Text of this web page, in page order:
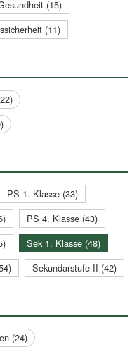
(15)
(11)
PS 1. Klasse (33)
PS 4. Klasse (43)
Sek 1. Klasse (48)
Sekundarstufe II (42)
(24)